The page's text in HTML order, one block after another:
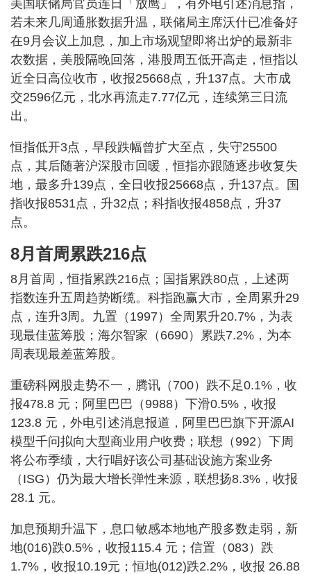
美国联储局官员连日「放鹰」，有外电引述消息指，
若未来几周通胀数据升温，联储局主席沃什已准备好
在9月会议上加息，加上市场观望即将出炉的最新非
农数据，美股隔晚回落，港股周五低开高走，恒指以
近全日高位收市，收报25668点，升137点。大市成
交2596亿元，北水再流走7.77亿元，连续第三日流
出。
恒指低开3点，早段跌幅曾扩大至点，失守25500
点，其后随著沪深股市回暖，恒指亦跟随逐步收复失
地，最多升139点，全日收报25668点，升137点。国
指收报8531点，升32点；科指收报4858点，升37
点。
8月首周累跌216点
8月首周，恒指累跌216点；国指累跌80点，上述两
指数连升五周趋势断缆。科指跑赢大市，全周累升29
点，连升3周。九置（1997）全周累升20.7%，为表
现最佳蓝筹股；海尔智家（6690）累跌7.2%，为本
周表现最差蓝筹股。
重磅科网股走势不一，腾讯（700）跌不足0.1%，收
报478.8 元；阿里巴巴（9988）下滑0.5%，收报
123.8 元，外电引述消息报道，阿里巴巴旗下开源AI
模型千问拟向大型商业用户收费；联想（992）下周
将公布季绩，大行唱好该公司基础设施方案业务
（ISG）仍为最大增长弹性来源，联想扬8.3%，收报
28.1 元。
加息预期升温下，息口敏感本地地产股多数走弱，新
地(016)跌0.5%，收报115.4 元；信置（083）跌
1.7%，收报10.19元；恒地(012)跌2.2%，收报 26.88